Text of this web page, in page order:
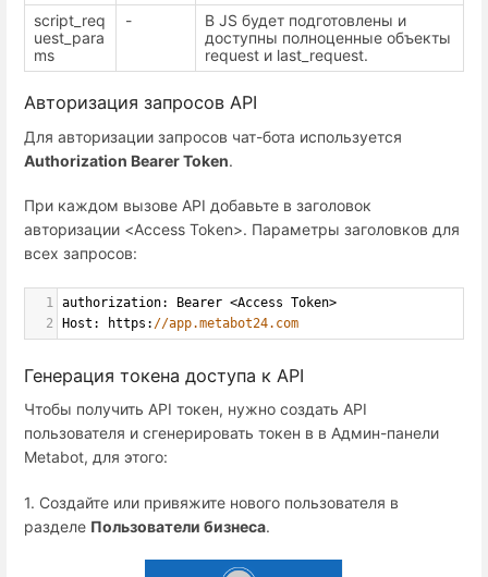
script_req
uest_para
ms
-
В JS будет подготовлены и
доступны полноценные объекты
request и last_request.
Авторизация запросов API
Для авторизации запросов чат-бота используется
Authorization Bearer Token.
При каждом вызове API добавьте в заголовок
авторизации <Access Token>. Параметры заголовков для
всех запросов:
1 authorization: Bearer <Access Token>
2
Host : https : //app.metabot24.com
Генерация токена доступа к API
Чтобы получить API токен, нужно создать API
пользователя и сгенерировать токен в в Админ-панели
Metabot, для этого:
1. Cоздайте или привяжите нового пользователя в
разделе Пользователи бизнеса.